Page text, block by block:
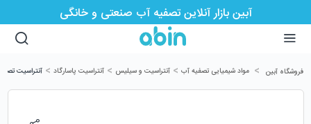
آبین بازار آنلاین تصفیه آب صنعتی و خانگی
فروشگاه آبین > مواد شیمیایی تصفیه آب > آنتراسیت و سیلیس > آنتراسیت پاسارگاد > آنتراسیت تصفیه